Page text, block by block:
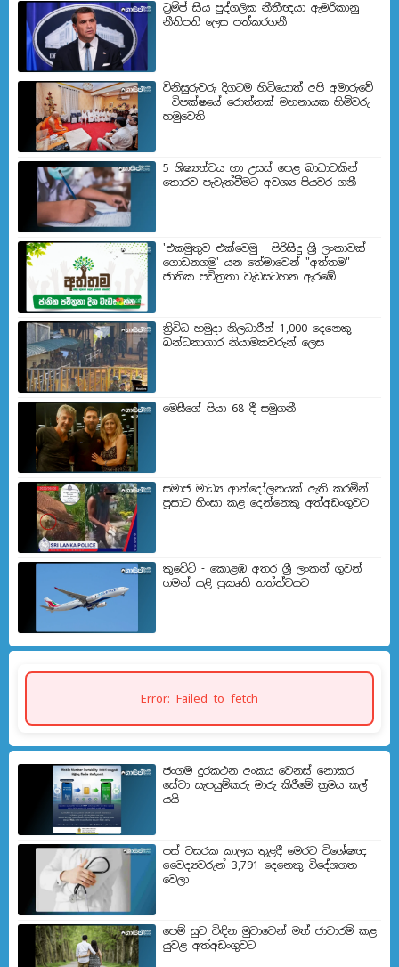
ට්‍රම්ප් සිය පුද්ගලික නීතීඥයා ඇමරිකානු
නීතිපති ලෙස පත්කරගනී
විනිසුරුවරු දිගටම හිටියොත් අපි අමාරුවේ
- විපක්ෂයේ රොත්තක් මහනායක හිමිවරු
හමුවෙති
5 ශිෂ්‍යත්වය හා උසස් පෙළ බාධාවකින්
තොරව පැවැත්වීමට අවශ්‍ය පියවර ගනී
'එකමුතුව එක්වෙමු - පිරිසිදු ශ්‍රී ලංකාවක්
ගොඩනගමු' යන තේමාවෙන් "අත්තම"
ජාතික පවිත්‍රතා වැඩසටහන ඇරඹේ
ත්‍රිවිධ හමුදා නිලධාරීන් 1,000 දෙනෙකු
බන්ධනාගාර නියාමකවරුන් ලෙස
මෙසීගේ පියා 68 දී සමුගනී
සමාජ මාධ්‍ය ආන්දෝලනයක් ඇති කරමින්
පූසාට හිංසා කළ දෙන්නෙකු අත්අඩංගුවට
කුවේට් - කොළඹ අතර ශ්‍රී ලංකන් ගුවන්
ගමන් යළි ප්‍රකෘති තත්ත්වයට
Error: Failed to fetch
ජංගම දුරකථන අංකය වෙනස් නොකර
සේවා සැපයුම්කරු මාරු කිරීමේ ක්‍රමය කල්
යයි
පස් වසරක කාලය තුළදී මෙරට විශේෂඥ
වෛද්‍යවරුන් 3,791 දෙනෙකු විදේශගත
වෙලා
පෙම් සුව විඳින මුවාවෙන් මත් ජාවාරම් කළ
යුවළ අත්අඩංගුවට